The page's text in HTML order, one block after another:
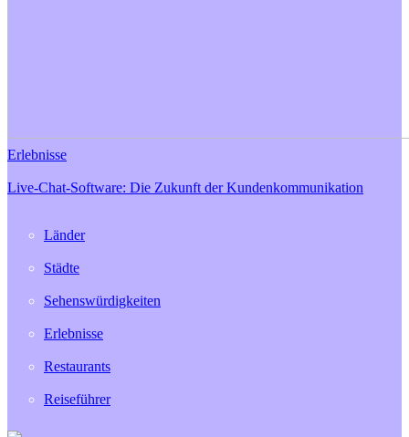
Erlebnisse
Live-Chat-Software: Die Zukunft der Kundenkommunikation
Länder
Städte
Sehenswürdigkeiten
Erlebnisse
Restaurants
Reiseführer